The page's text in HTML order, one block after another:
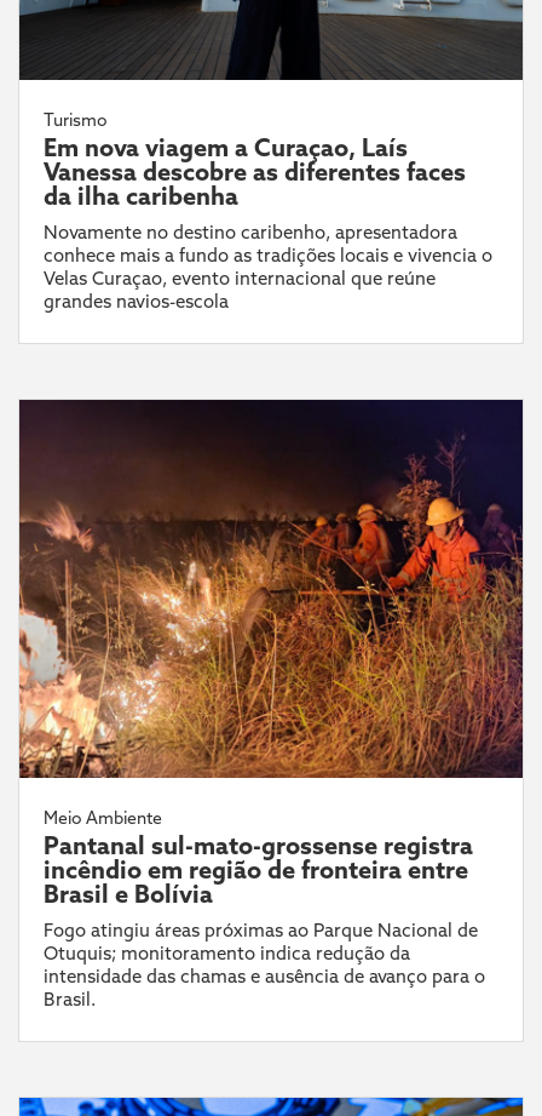
Turismo
Em nova viagem a Curaçao, Laís
Vanessa descobre as diferentes faces
da ilha caribenha
Novamente no destino caribenho, apresentadora
conhece mais a fundo as tradições locais e vivencia o
Velas Curaçao, evento internacional que reúne
grandes navios-escola
Meio Ambiente
Pantanal sul-mato-grossense registra
incêndio em região de fronteira entre
Brasil e Bolívia
Fogo atingiu áreas próximas ao Parque Nacional de
Otuquis; monitoramento indica redução da
intensidade das chamas e ausência de avanço para o
Brasil.